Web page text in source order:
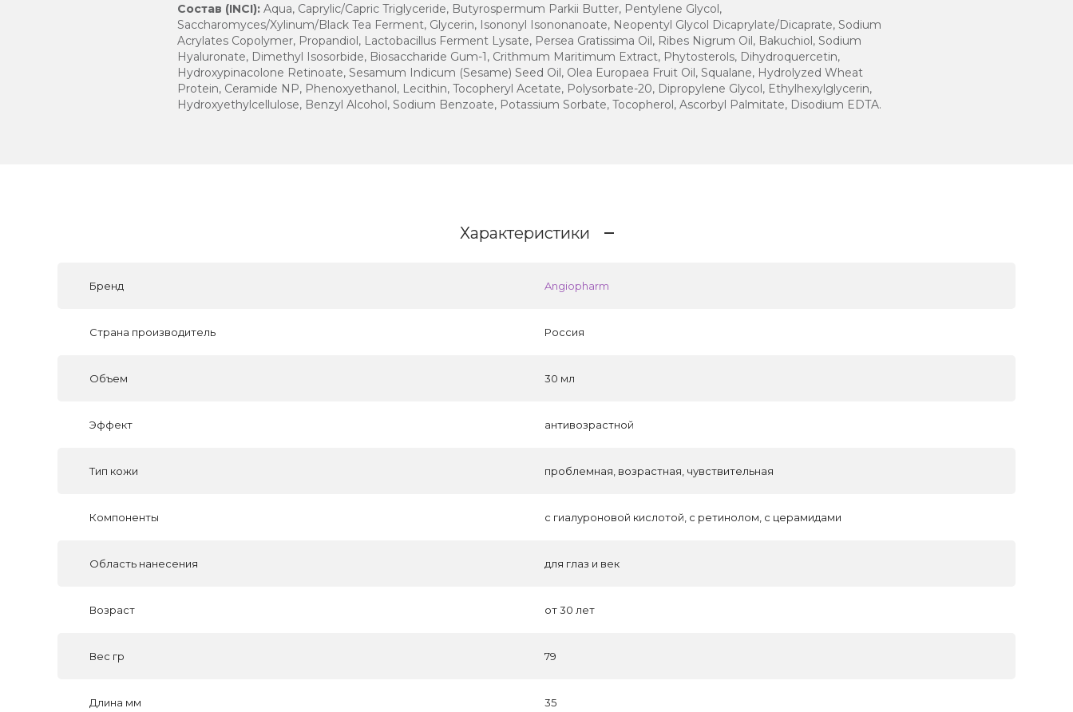
Состав (INCI): Aqua, Caprylic/Capric Triglyceride, Butyrospermum Parkii Butter, Pentylene Glycol,
Saccharomyces/Xylinum/Black Tea Ferment, Glycerin, Isononyl Isononanoate, Neopentyl Glycol Dicaprylate/Dicaprate, Sodium
Acrylates Copolymer, Propandiol, Lactobacillus Ferment Lysate, Persea Gratissima Oil, Ribes Nigrum Oil, Bakuchiol, Sodium
Hyaluronate, Dimethyl Isosorbide, Biosaccharide Gum-1, Crithmum Maritimum Extract, Phytosterols, Dihydroquercetin,
Hydroxypinacolone Retinoate, Sesamum Indicum (Sesame) Seed Oil, Olea Europaea Fruit Oil, Squalane, Hydrolyzed Wheat
Protein, Ceramide NP, Phenoxyethanol, Lecithin, Tocopheryl Acetate, Polysorbatе-20, Dipropylene Glycol, Ethylhexylglycerin,
Hydroxyethylcellulose, Benzyl Alcohol, Sodium Benzoate, Potassium Sorbate, Tocopherol, Ascorbyl Palmitate, Disodium EDTA.
Характеристики
Бренд Angiopharm
Страна производитель Россия
Объем 30 мл
Эффект антивозрастной
Тип кожи проблемная, возрастная, чувствительная
Компоненты с гиалурoновой кислотой, с ретинолом, с церамидами
Область нанесения для глаз и век
Возраст от 30 лет
Вес гр 79
Длина мм 35